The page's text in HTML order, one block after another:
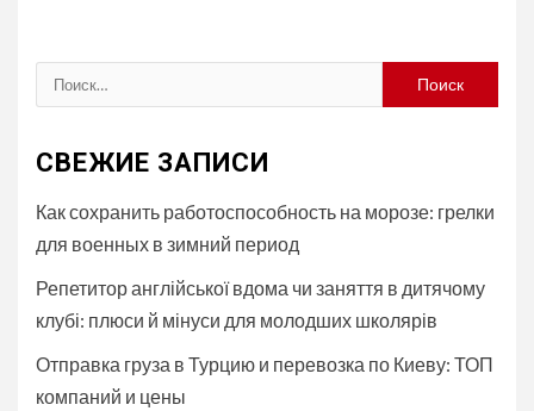
Найти:
СВЕЖИЕ ЗАПИСИ
Как сохранить работоспособность на морозе: грелки
для военных в зимний период
Репетитор англійської вдома чи заняття в дитячому
клубі: плюси й мінуси для молодших школярів
Отправка груза в Турцию и перевозка по Киеву: ТОП
компаний и цены